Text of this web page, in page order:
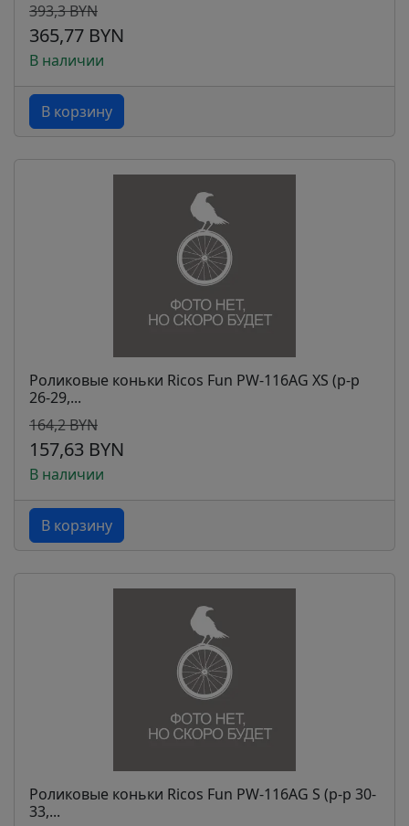
393,3 BYN
365,77 BYN
В наличии
В корзину
Роликовые коньки Ricos Fun PW-116AG XS (р-р
26-29,...
164,2 BYN
157,63 BYN
В наличии
В корзину
Роликовые коньки Ricos Fun PW-116AG S (р-р 30-
33,...